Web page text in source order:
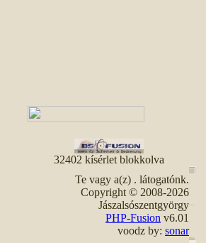
32402 kísérlet blokkolva
Te vagy a(z) . látogatónk.
Copyright © 2008-2026
Jászalsószentgyörgy
PHP-Fusion v6.01
voodz by: sonar